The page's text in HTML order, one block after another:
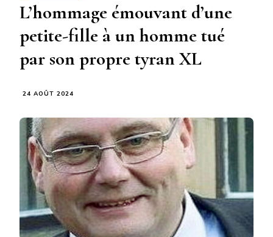
L’hommage émouvant d’une
petite-fille à un homme tué
par son propre tyran XL
24 AOÛT 2024